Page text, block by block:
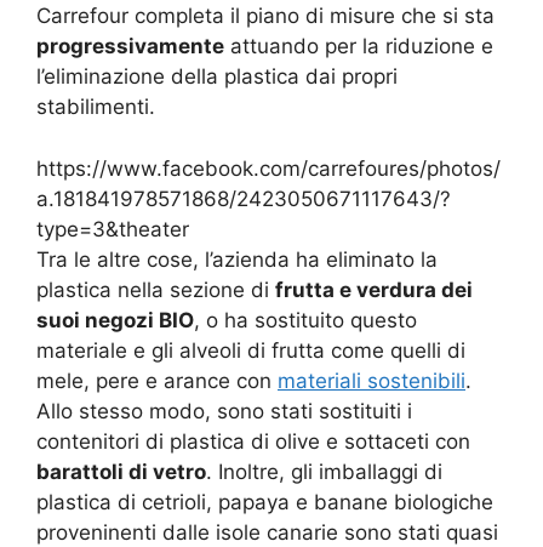
Carrefour completa il piano di misure che si sta
progressivamente attuando per la riduzione e
l’eliminazione della plastica dai propri
stabilimenti.
https://www.facebook.com/carrefoures/photos/
a.181841978571868/2423050671117643/?
type=3&theater
Tra le altre cose, l’azienda ha eliminato la
plastica nella sezione di frutta e verdura dei
suoi negozi BIO, o ha sostituito questo
materiale e gli alveoli di frutta come quelli di
mele, pere e arance con materiali sostenibili.
Allo stesso modo, sono stati sostituiti i
contenitori di plastica di olive e sottaceti con
barattoli di vetro. Inoltre, gli imballaggi di
plastica di cetrioli, papaya e banane biologiche
proveninenti dalle isole canarie sono stati quasi